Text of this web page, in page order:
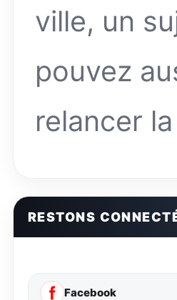
ville, un
pouvez
relancer
RESTONS
Facebook